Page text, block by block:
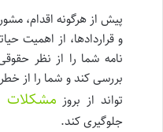
پیش از هرگونه اقدام،
و قراردادها، از اهمیت
نامه شما را از نظر
بررسی کند و شما را از
تواند از بروز
جلوگیری کند.